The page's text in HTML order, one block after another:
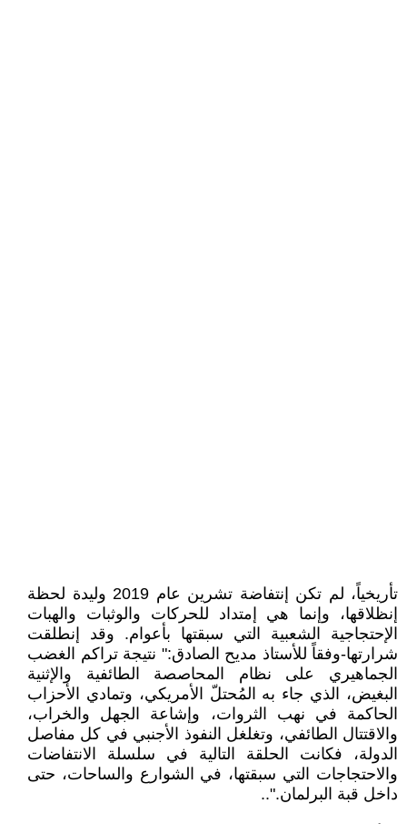
تأريخياً، لم تكن إنتفاضة تشرين عام 2019 وليدة لحظة
إنظلاقها، وإنما هي إمتداد للحركات والوثبات والهبات
الإحتجاجية الشعبية التي سبقتها بأعوام. وقد إنطلقت
شرارتها-وفقاً للأستاذ مديح الصادق:" نتيجة تراكم الغضب
الجماهيري على نظام المحاصصة الطائفية والإثنية
البغيض، الذي جاء به المُحتلّ الأمريكي، وتمادي الأحزاب
الحاكمة في نهب الثروات، وإشاعة الجهل والخراب،
والاقتتال الطائفي، وتغلغل النفوذ الأجنبي في كل مفاصل
الدولة، فكانت الحلقة التالية في سلسلة الانتفاضات
والاحتجاجات التي سبقتها، في الشوارع والساحات، حتى
داخل قبة البرلمان."..